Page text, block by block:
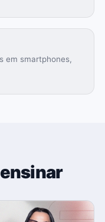
em smartphones,